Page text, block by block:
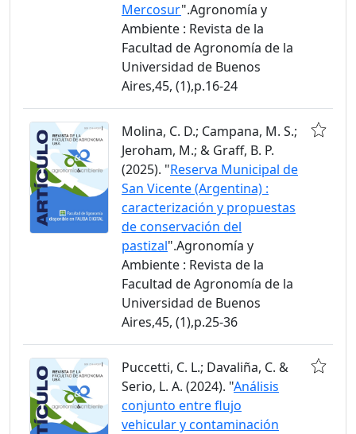
Mercosur".Agronomía y
Ambiente : Revista de la
Facultad de Agronomía de la
Universidad de Buenos
Aires,45, (1),p.16-24
Molina, C. D.; Campana, M. S.;
Jeroham, M.; & Graff, B. P.
(2025). "Reserva Municipal de
San Vicente (Argentina) :
caracterización y propuestas
de conservación del
pastizal".Agronomía y
Ambiente : Revista de la
Facultad de Agronomía de la
Universidad de Buenos
Aires,45, (1),p.25-36
Puccetti, C. L.; Davaliña, C. &
Serio, L. A. (2024). "Análisis
conjunto entre flujo
vehicular y contaminación